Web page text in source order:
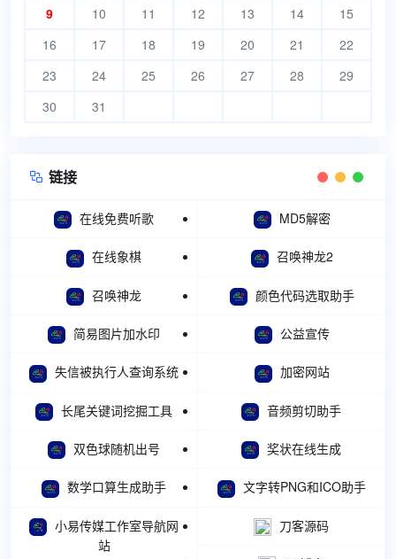
9
10 11 12 13 14
15
16
17 18 19 20 21
22
23
24 25 26 27 28
29
30
31
 链接
在线免费听歌 MD5解密
在线象棋 召唤神龙2
召唤神龙 颜色代码选取助手
简易图片加水印 公益宣传
失信被执行人查询系统 加密网站
长尾关键词挖掘工具 音频剪切助手
双色球随机出号 奖状在线生成
数学口算生成助手 文字转PNG和ICO助手
小易传媒工作室导航网
站
刀客源码